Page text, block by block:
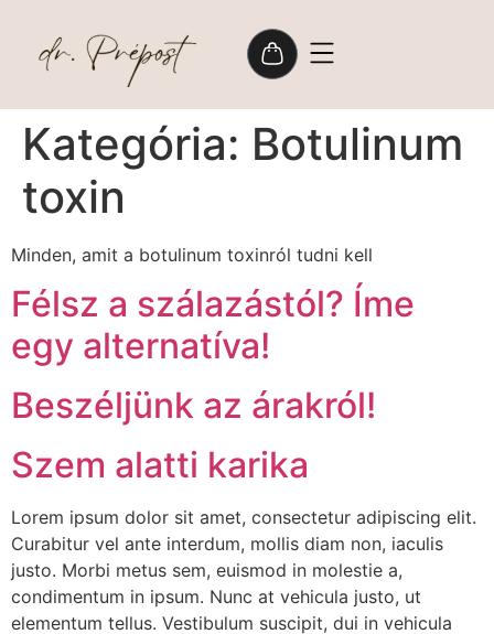
Kategória: Botulinum
toxin
Minden, amit a botulinum toxinról tudni kell
Félsz a szálazástól? Íme
egy alternatíva!
Beszéljünk az árakról!
Szem alatti karika
Lorem ipsum dolor sit amet, consectetur adipiscing elit.
Curabitur vel ante interdum, mollis diam non, iaculis
justo. Morbi metus sem, euismod in molestie a,
condimentum in ipsum. Nunc at vehicula justo, ut
elementum tellus. Vestibulum suscipit, dui in vehicula